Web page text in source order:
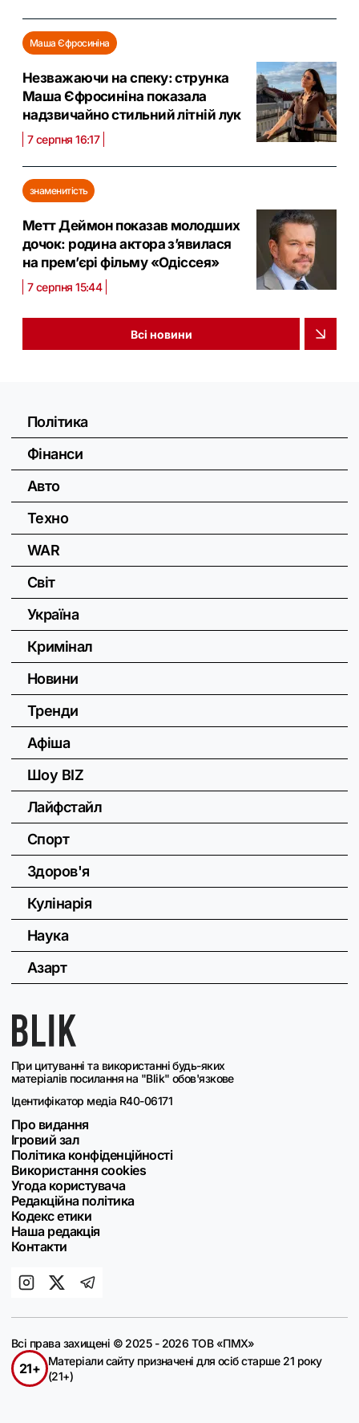
Маша Єфросиніна
Незважаючи на спеку: струнка
Маша Єфросиніна показала
надзвичайно стильний літній лук
7 серпня 16:17
знаменитість
Метт Деймон показав молодших
дочок: родина актора з’явилася
на прем’єрі фільму «Одіссея»
7 серпня 15:44
Всі новини
При цитуванні та використанні будь-яких
матеріалів посилання на "Blik" обов'язкове
Ідентифікатор медіа R40-06171
Про видання
Ігровий зал
Політика конфіденційності
Використання cookies
Угода користувача
Редакційна політика
Кодекс етики
Наша редакція
Контакти
Політика
Фінанси
Авто
Техно
WAR
Світ
Україна
Кримінал
Новини
Тренди
Афіша
Шоу BIZ
Лайфстайл
Спорт
Здоров'я
Кулінарія
Наука
Азарт
Всі права захищені © 2025 - 2026 ТОВ «ПМХ»
21+
Матеріали сайту призначені для осіб старше 21 року
(21+)